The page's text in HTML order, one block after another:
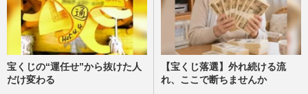
宝くじの“運任せ”から抜けた人
だけ変わる
【宝くじ落選】外れ続ける流
れ、ここで断ちませんか